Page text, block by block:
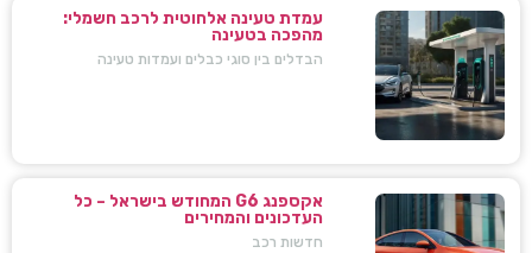
עמדת טעינה אלחוטית לרכב חשמלי:
מהפכה בטעינה
הבדלים בין סוגי כבלים ועמדות טעינה
אקספנג G6 המחודש בישראל – כל
העדכונים והמחירים
חדשות רכב